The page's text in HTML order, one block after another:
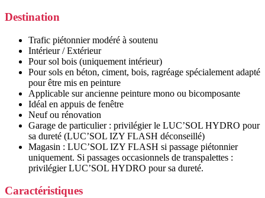
Destination
Trafic piétonnier modéré à soutenu
Intérieur / Extérieur
Pour sol bois (uniquement intérieur)
Pour sols en béton, ciment, bois, ragréage spécialement adapté
pour être mis en peinture
Applicable sur ancienne peinture mono ou bicomposante
Idéal en appuis de fenêtre
Neuf ou rénovation
Garage de particulier : privilégier le LUC’SOL HYDRO pour
sa dureté (LUC’SOL IZY FLASH déconseillé)
Magasin : LUC’SOL IZY FLASH si passage piétonnier
uniquement. Si passages occasionnels de transpalettes :
privilégier LUC’SOL HYDRO pour sa dureté.
Caractéristiques